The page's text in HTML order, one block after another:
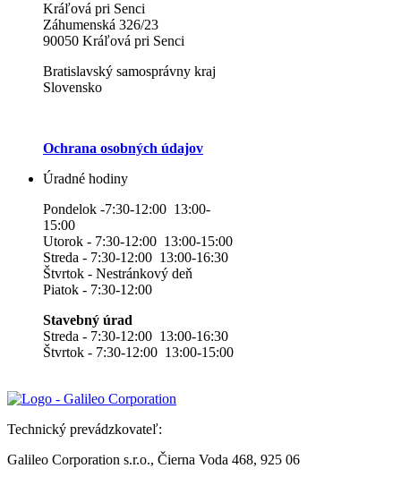
Kráľová pri Senci
Záhumenská 326/23
90050 Kráľová pri Senci
Bratislavský samosprávny kraj
Slovensko
Ochrana osobných údajov
Úradné hodiny
Pondelok -7:30-12:00 13:00-
15:00
Utorok - 7:30-12:00 13:00-15:00
Streda - 7:30-12:00 13:00-16:30
Štvrtok - Nestránkový deň
Piatok - 7:30-12:00
Stavebný úrad
Streda - 7:30-12:00 13:00-16:30
Štvrtok - 7:30-12:00 13:00-15:00
Technický prevádzkovateľ:
Galileo Corporation s.r.o., Čierna Voda 468, 925 06